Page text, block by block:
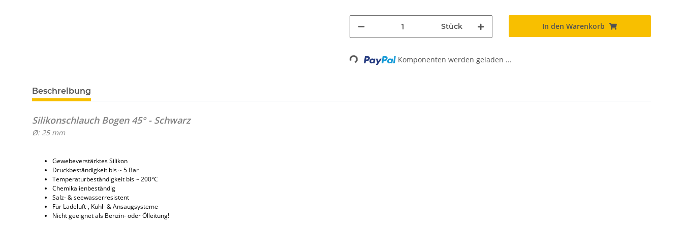
Stück In den Warenkorb
Loading... Komponenten werden geladen ...
Beschreibung
Silikonschlauch Bogen 45° - Schwarz
Ø: 25 mm
Gewebeverstärktes Silikon
Druckbeständigkeit bis ~ 5 Bar
Temperaturbeständigkeit bis ~ 200°C
Chemikalienbeständig
Salz- & seewasserresistent
Für Ladeluft-, Kühl- & Ansaugsysteme
Nicht geeignet als Benzin- oder Ölleitung!